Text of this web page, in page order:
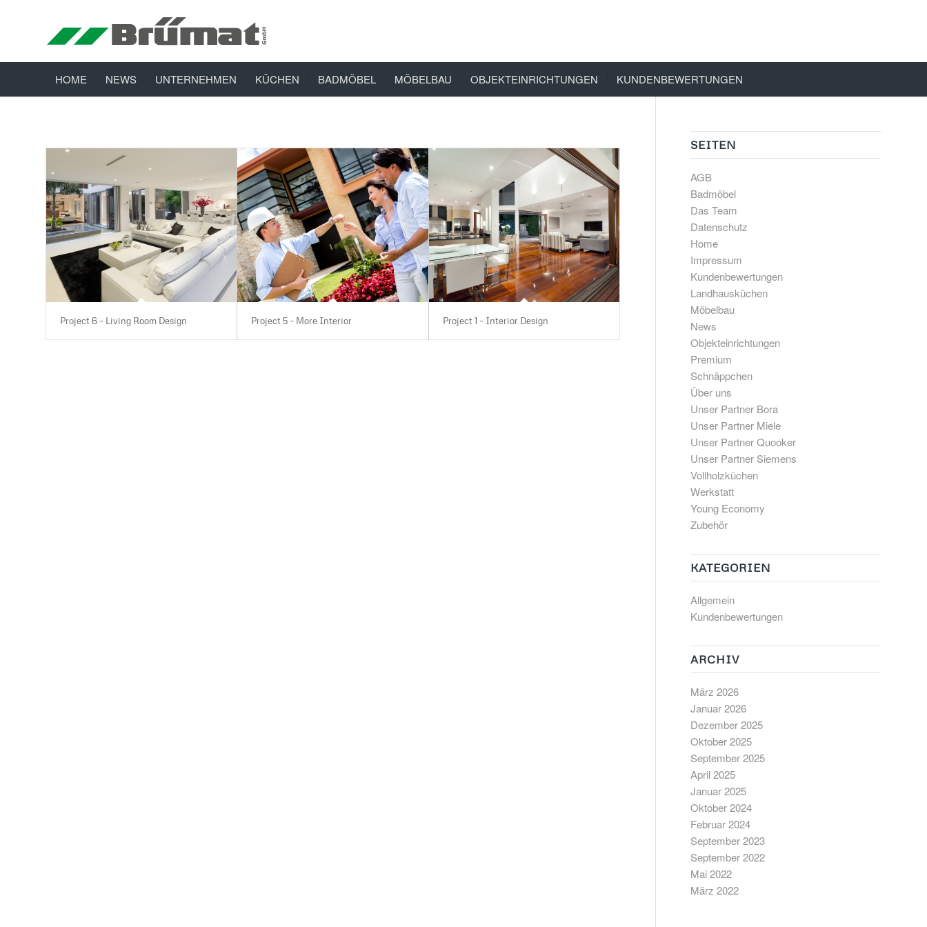
HOME NEWS UNTERNEHMEN KÜCHEN BADMÖBEL MÖBELBAU OBJEKTEINRICHTUNGEN KUNDENBEWERTUNGEN
Project 6 – Living Room Design Project 5 – More Interior Project 1 – Interior Design
SEITEN
AGB
Badmöbel
Das Team
Datenschutz
Home
Impressum
Kundenbewertungen
Landhausküchen
Möbelbau
News
Objekteinrichtungen
Premium
Schnäppchen
Über uns
Unser Partner Bora
Unser Partner Miele
Unser Partner Quooker
Unser Partner Siemens
Vollholzküchen
Werkstatt
Young Economy
Zubehör
KATEGORIEN
Allgemein
Kundenbewertungen
ARCHIV
März 2026
Januar 2026
Dezember 2025
Oktober 2025
September 2025
April 2025
Januar 2025
Oktober 2024
Februar 2024
September 2023
September 2022
Mai 2022
März 2022